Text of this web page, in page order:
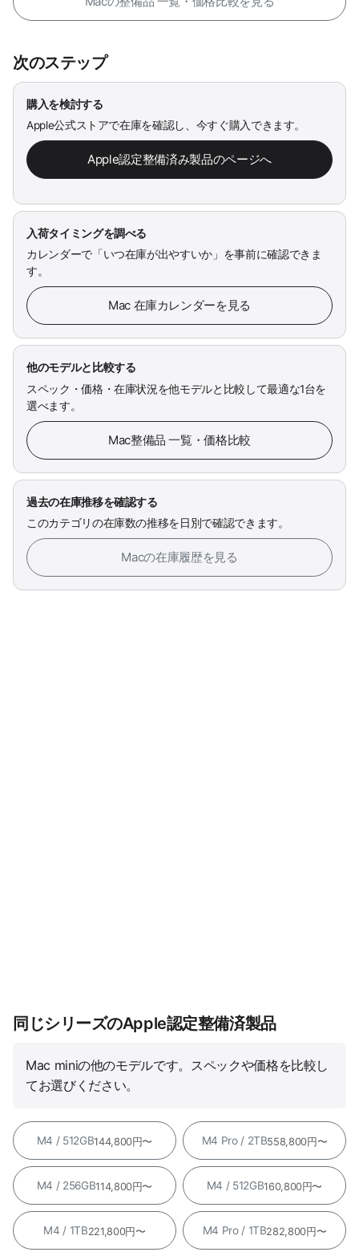
次のステップ
購入を検討する
Apple公式ストアで在庫を確認し、今すぐ購入できます。
Apple認定整備済み製品のページへ
入荷タイミングを調べる
カレンダーで「いつ在庫が出やすいか」を事前に確認できま
す。
Mac 在庫カレンダーを見る
他のモデルと比較する
スペック・価格・在庫状況を他モデルと比較して最適な1台を
選べます。
Mac整備品 一覧・価格比較
過去の在庫推移を確認する
このカテゴリの在庫数の推移を日別で確認できます。
Macの在庫履歴を見る
同じシリーズのApple認定整備済製品
Mac miniの他のモデルです。スペックや価格を比較し
てお選びください。
M4 / 512GB144,800円〜 M4 Pro / 2TB558,800円〜
M4 / 256GB114,800円〜 M4 / 512GB160,800円〜
M4 / 1TB221,800円〜 M4 Pro / 1TB282,800円〜